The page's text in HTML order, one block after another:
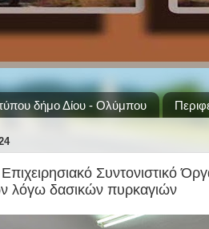
δήμο Δίου - Ολύμπου
Συντονιστικό
λόγω δασικών πυρκαγιών